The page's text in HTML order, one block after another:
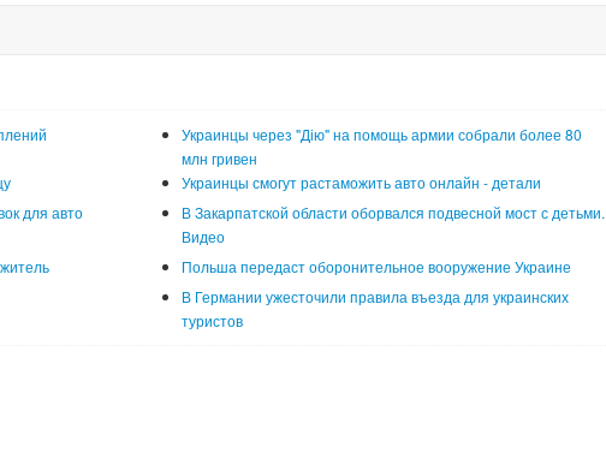
Украинцы через "Дію" на помощь армии собрали более 80
млн гривен
Украинцы смогут растаможить авто онлайн - детали
для авто
В Закарпатской области оборвался подвесной мост с детьми.
Видео
Польша передаст оборонительное вооружение Украине
В Германии ужесточили правила въезда для украинских
туристов